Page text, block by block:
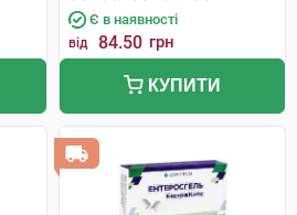
Є в наявності
від 84.50 грн
КУПИТИ